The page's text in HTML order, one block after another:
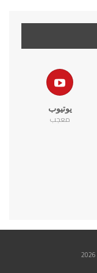
يوتيوب
معجب